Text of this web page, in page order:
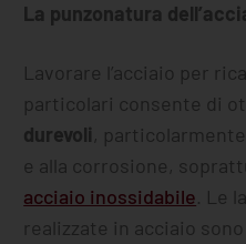
La punzonatura
Lavorare l’acciaio per
particolari consente di
durevoli,
e alla corrosione,
acciaio inossidabile. Le
realizzate in acciaio